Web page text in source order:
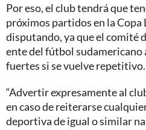
Por eso, el club tendrá que
próximos partidos en la Copa
disputando, ya que el comité
ente del fútbol sudamericano
fuertes si se vuelve repetitivo.
“Advertir expresamente al
en caso de reiterarse
deportiva de igual o similar